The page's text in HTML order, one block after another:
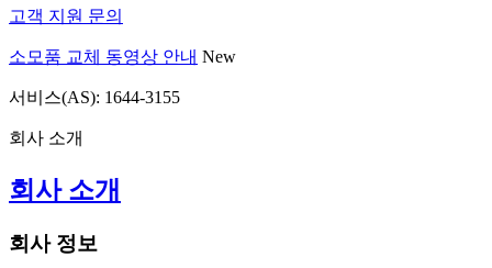
고객 지원 문의
소모품 교체 동영상 안내 New
서비스(AS): 1644-3155
회사 소개
회사 소개
회사 정보